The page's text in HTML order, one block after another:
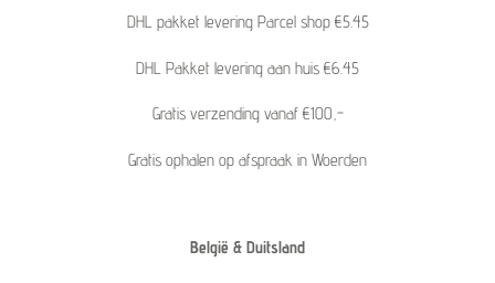
DHL pakket levering Parcel shop €5.45
DHL Pakket levering aan huis €6.45
Gratis verzending vanaf €100,-
Gratis ophalen op afspraak in Woerden
België & Duitsland